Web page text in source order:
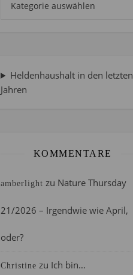
Heldenhaushalt in den letzten
Jahren
KOMMENTARE
amberlight zu Nature Thursday
21/2026 – Irgendwie wie April,
oder?
Christine zu Ich bin…